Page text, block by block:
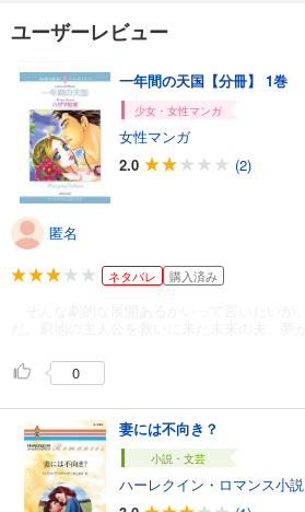
ユーザーレビュー
一年間の天国【分冊】 1巻
少女・女性マンガ
女性マンガ
2.0
(2)
匿名
ネタバレ 購入済み
0
妻には不向き？
小説・文芸
ハーレクイン・ロマンス小説